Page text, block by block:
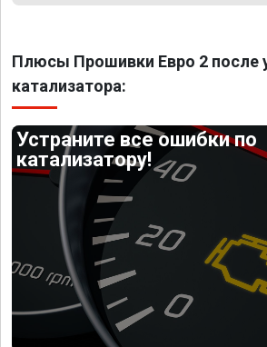
Плюсы Прошивки Евро 2 после
катализатора:
Устраните все ошибки по
катализатору!